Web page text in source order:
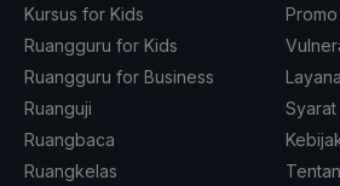
Kursus for Kids
Ruangguru for Kids
Ruangguru for Business
Ruanguji
Ruangbaca
Ruangkelas
Syarat